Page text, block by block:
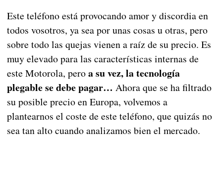
Este teléfono está provocando amor y discordia en
todos vosotros, ya sea por unas cosas u otras, pero
sobre todo las quejas vienen a raíz de su precio. Es
muy elevado para las características internas de
este Motorola, peroa su vez, la tecnología
plegable se debe pagar… Ahora que se ha filtrado
su posible precio en Europa, volvemos a
plantearnos el coste de este teléfono, que quizás no
sea tan alto cuando analizamos bien el mercado.